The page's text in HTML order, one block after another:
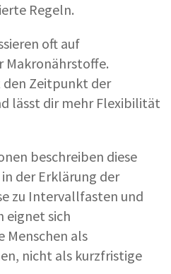
Regeln.
oft auf
Makronährstoffe.
Zeitpunkt der
lässt dir mehr Flexibilität
beschreiben diese
der Erklärung der
zu Intervallfasten und
eignet sich
als
nicht als kurzfristige